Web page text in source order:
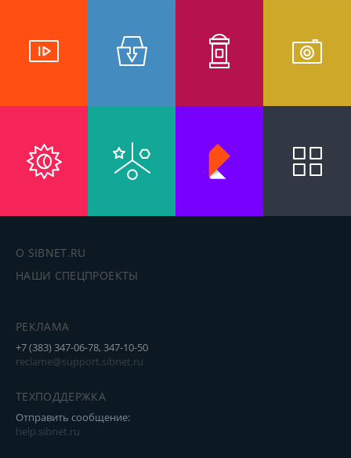
О SIBNET.RU
НАШИ СПЕЦПРОЕКТЫ
РЕКЛАМА
+7 (383) 347-06-78, 347-10-50
reclame@support.sibnet.ru
ТЕХПОДДЕРЖКА
Отправить сообщение:
help.sibnet.ru